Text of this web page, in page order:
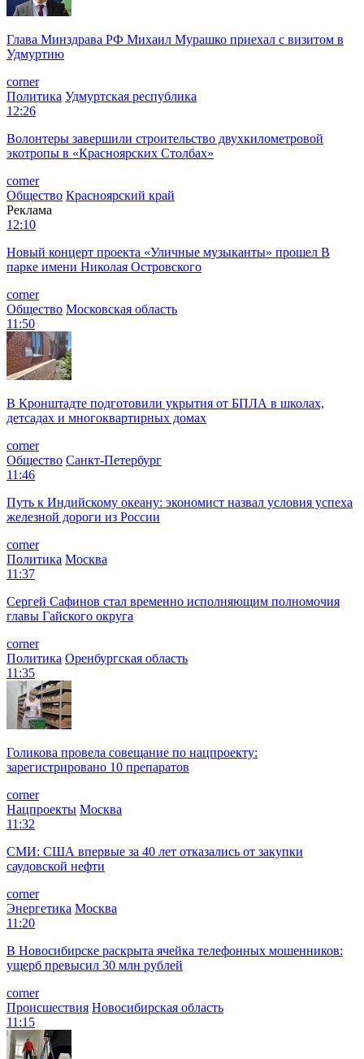
Глава Минздрава РФ Михаил Мурашко приехал с визитом в
Удмуртию
corner
Политика Удмуртская республика
12:26
Волонтеры завершили строительство двухкилометровой
экотропы в «Красноярских Столбах»
corner
Общество Красноярский край
Реклама
12:10
Новый концерт проекта «Уличные музыканты» прошел В
парке имени Николая Островского
corner
Общество Московская область
11:50
В Кронштадте подготовили укрытия от БПЛА в школах,
детсадах и многоквартирных домах
corner
Общество Санкт-Петербург
11:46
Путь к Индийскому океану: экономист назвал условия успеха
железной дороги из России
corner
Политика Москва
11:37
Сергей Сафинов стал временно исполняющим полномочия
главы Гайского округа
corner
Политика Оренбургская область
11:35
Голикова провела совещание по нацпроекту:
зарегистрировано 10 препаратов
corner
Нацпроекты Москва
11:32
СМИ: США впервые за 40 лет отказались от закупки
саудовской нефти
corner
Энергетика Москва
11:20
В Новосибирске раскрыта ячейка телефонных мошенников:
ущерб превысил 30 млн рублей
corner
Происшествия Новосибирская область
11:15